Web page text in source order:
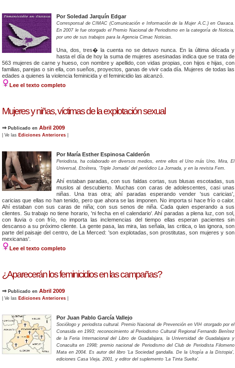
Por Soledad Jarquín Edgar
Corresponsal de CIMAC (Comunicación e Información de la Mujer A.C.) en Oaxaca.
En 2007 le fue otorgado el Premio Nacional de Periodismo en la categoría de Noticia,
por uno de sus trabajos para la Agencia Cimac Noticias.
Una, dos, tres� la cuenta no se detuvo nunca. En la última década y
hasta el día de hoy la suma de mujeres asesinadas indica que se trata de
563 mujeres de carne y hueso, con nombre y apellido, con vidas propias, con hijos e hijas, con
familias, parejas o sin ella, con sueños, proyectos, ganas de vivir cada día. Mujeres de todas las
edades a quienes la violencia feminicida y el feminicidio las alcanzó.
Lee el texto completo
Mujeres y niñas, víctimas de la explotación sexual
⇒ Publicado en Abril 2009
| Ve las Ediciones Anteriores
Por María Esther Espinosa Calderón
Periodista, ha colaborado en diversos medios, entre ellos el Uno más Uno, Mira, El
Universal, Etcétera, 'Triple Jornada' del periódico La Jornada, y en la revista Fem.
Ahí estaban paradas, con sus faldas cortas, sus blusas escotadas, sus
muslos al descubierto. Muchas con caras de adolescentes, casi unas
niñas. Una tras otra; ahí paradas esperando vender 'sus caricias',
caricias que ellas no han tenido, pero que ahora se las imponen. No importa si hace frío o calor.
Ahí estaban con sus caras de niña; con sus senos de niña. Cada quien esperando a sus
clientes. Su trabajo no tiene horario, 'ni fecha en el calendario'. Ahí paradas a plena luz, con sol,
con lluvia o con frío, no importa las inclemencias del tiempo ellas esperan pacientes sin
descanso a su próximo cliente. La gente pasa, las mira, las señala, las critica, o las ignora, son
parte del paisaje del centro, de La Merced: 'son explotadas, son prostitutas, son mujeres y son
mexicanas'.
Lee el texto completo
¿Aparecerán los feminicidios en las campañas?
⇒ Publicado en Abril 2009
| Ve las Ediciones Anteriores
Por Juan Pablo García Vallejo
Sociólogo y periodista cultural. Premio Nacional de Prevención en VIH otorgado por el
Conasida en 1993; reconocimiento al Periodismo Cultural Regional Fernando Benítez
de la Feria Internacional del Libro de Guadalajara, la Universidad de Guadalajara y
Conaculta en 1998; premio nacional de Periodismo del Club de Periodista Filomeno
Mata en 2004. Es autor del libro 'La Sociedad gandalla. De la Utopía a la Distopia',
ediciones Casa Vieja, 2001, y editor del suplemento 'La Tinta Suelta'.